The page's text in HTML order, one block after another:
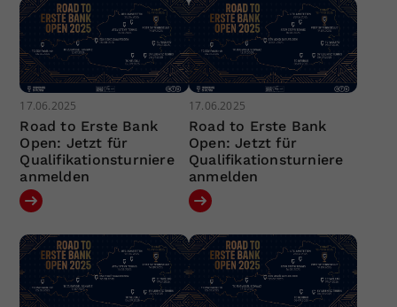
17.06.2025
Road to Erste Bank
Open: Jetzt für
Qualifikationsturniere
anmelden
17.06.2025
Road to Erste Bank
Open: Jetzt für
Qualifikationsturniere
anmelden